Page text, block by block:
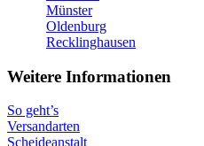
Münster
Oldenburg
Recklinghausen
Weitere Informationen
So geht’s
Versandarten
Scheideanstalt